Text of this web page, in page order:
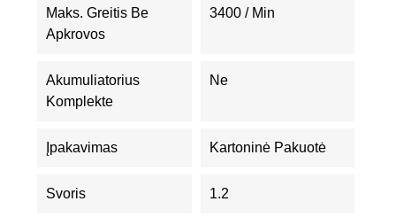
Maks. Greitis Be
Apkrovos
3400 / Min
Akumuliatorius
Komplekte
Ne
Įpakavimas Kartoninė Pakuotė
Svoris 1.2